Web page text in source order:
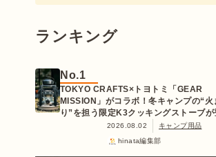
ランキング
No.1
TOKYO CRAFTS×トヨトミ「GEAR
MISSION」がコラボ！冬キャンプの“火
り”を担う限定K3クッキングストーブが
2026.08.02
キャンプ用品
hinata編集部